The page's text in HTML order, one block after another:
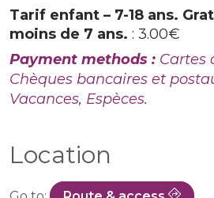
Tarif enfant – 7-18 ans.
moins de 7 ans. : 3.00€
Payment methods : Cartes
Chèques bancaires et
Vacances, Espèces.
Location